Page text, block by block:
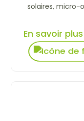
solaires, micro-
En savoir plus